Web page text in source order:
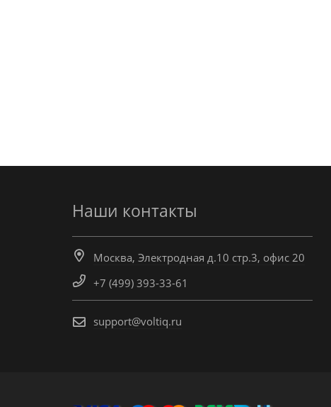
Наши контакты
Москва, Электродная д.10 стр.3, офис 20
+7 (499) 393-33-61
support@voltiq.ru